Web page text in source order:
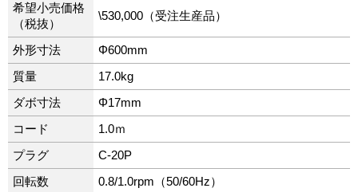
希望小売価格
（税抜）
\530,000（受注生産品）
外形寸法 Φ600mm
質量 17.0kg
ダボ寸法 Φ17mm
コード 1.0ｍ
プラグ C-20P
回転数 0.8/1.0rpm（50/60Hz）